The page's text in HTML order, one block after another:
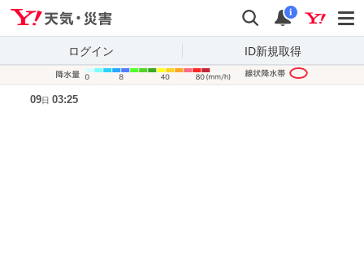
検索 通知
i
ログイン ID新規取得
09日 03:25